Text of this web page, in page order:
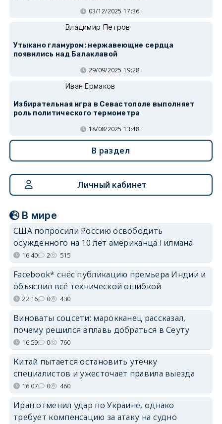
03/12/2025 17:36
Владимир Петров
Утыкано гламуром: нержавеющие сердца
появились над Балаклавой
29/09/2025 19:28
Иван Ермаков
Избирательная игра в Севастополе выполняет
роль политического термометра
18/08/2025 13:48
В раздел
Личный кабинет
В мире
США попросили Россию освободить
осуждённого на 10 лет американца Гилмана
16:40 2 515
Facebook* снёс публикацию премьера Индии и
объяснил всё технической ошибкой
22:16 0 430
Виноваты соцсети: марокканец рассказал,
почему решился вплавь добраться в Сеуту
16:59 0 760
Китай пытается остановить утечку
специалистов и ужесточает правила выезда
16:07 0 460
Иран отменил удар по Украине, однако
требует компенсацию за атаку на судно